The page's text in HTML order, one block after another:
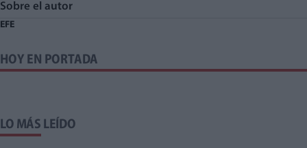
Sobre el autor
EFE
HOY EN PORTADA
LO MÁS LEÍDO